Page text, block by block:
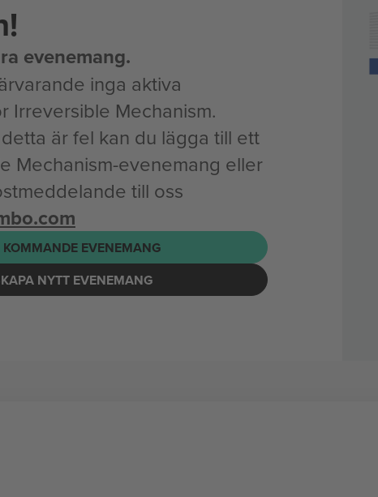
evenemang.
inga aktiva
Irreversible Mechanism.
är fel kan du lägga till ett
Mechanism-evenemang eller
till oss
KOMMANDE EVENEMANG
NYTT EVENEMANG